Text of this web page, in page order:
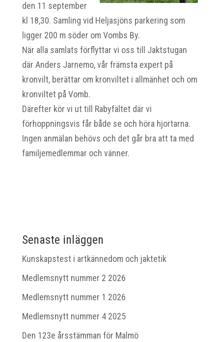
den 11 september
kl 18,30. Samling vid Heljasjöns parkering som
ligger 200 m söder om Vombs By.
När alla samlats förflyttar vi oss till Jaktstugan
där Anders Jarnemo, vår främsta expert på
kronvilt, berättar om kronviltet i allmänhet och om
kronviltet på Vomb.
Därefter kör vi ut till Rabyfältet där vi
förhoppningsvis får både se och höra hjortarna.
Ingen anmälan behövs och det går bra att ta med
familjemedlemmar och vänner.
Senaste inläggen
Kunskapstest i artkännedom och jaktetik
Medlemsnytt nummer 2 2026
Medlemsnytt nummer 1 2026
Medlemsnytt nummer 4 2025
Den 123e årsstämman för Malmö